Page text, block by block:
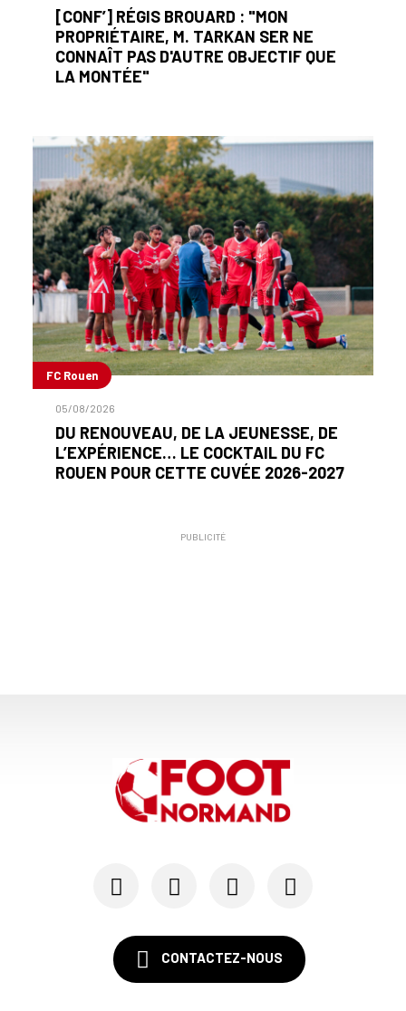
[CONF’] RÉGIS BROUARD : "MON
PROPRIÉTAIRE, M. TARKAN SER NE
CONNAÎT PAS D'AUTRE OBJECTIF QUE
LA MONTÉE"
FC Rouen
05/08/2026
DU RENOUVEAU, DE LA JEUNESSE, DE
L’EXPÉRIENCE… LE COCKTAIL DU FC
ROUEN POUR CETTE CUVÉE 2026-2027
PUBLICITÉ
CONTACTEZ-NOUS